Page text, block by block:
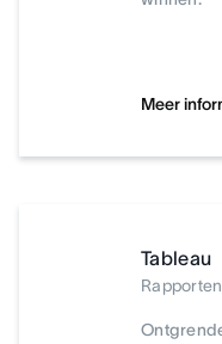
Meer
Tableau
Rapporten